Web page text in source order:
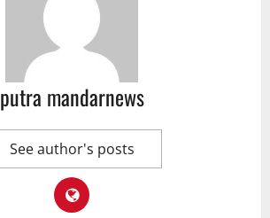
putra mandarnews
See author's posts